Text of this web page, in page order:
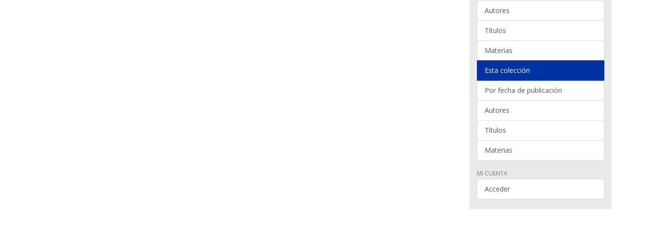
Autores
Títulos
Materias
Esta colección
Por fecha de publicación
Autores
Títulos
Materias
MI CUENTA
Acceder